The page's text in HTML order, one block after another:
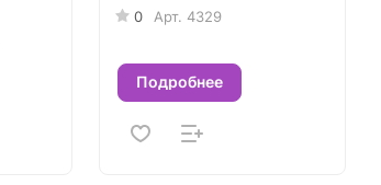
0 Арт.4329
Подробнее